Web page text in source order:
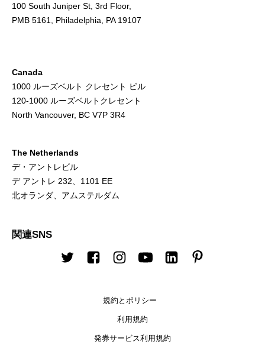
100 South Juniper St, 3rd Floor,
PMB 5161, Philadelphia, PA 19107
Canada
1000 ルーズベルト クレセント ビル
120-1000 ルーズベルトクレセント
North Vancouver, BC V7P 3R4
The Netherlands
デ・アントレビル
デ アントレ 232、1101 EE
北オランダ、アムステルダム
関連SNS
TwitterFacebookInstagram
YoutubeLinkedIn
規約とポリシー
利用規約
発券サービス利用規約